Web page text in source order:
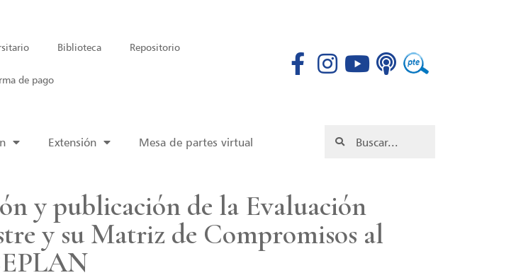
Biblioteca Repositorio
de pago
Extensión Mesa de partes virtual
y publicación de la Evaluación
y su Matriz de Compromisos al